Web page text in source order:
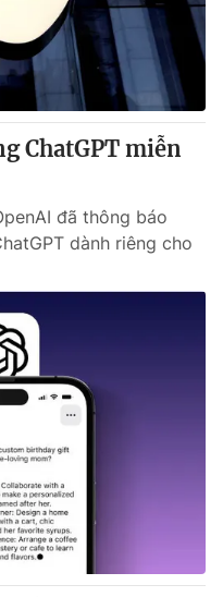
nếu không có sự chấp
khi phát hành lại
ChatGPT miễn
đã thông báo
dành riêng cho